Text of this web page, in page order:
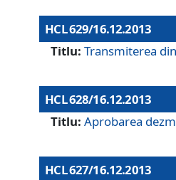
HCL 629/16.12.2013
Titlu: Transmiterea
HCL 628/16.12.2013
Titlu: Aprobarea
HCL 627/16.12.2013